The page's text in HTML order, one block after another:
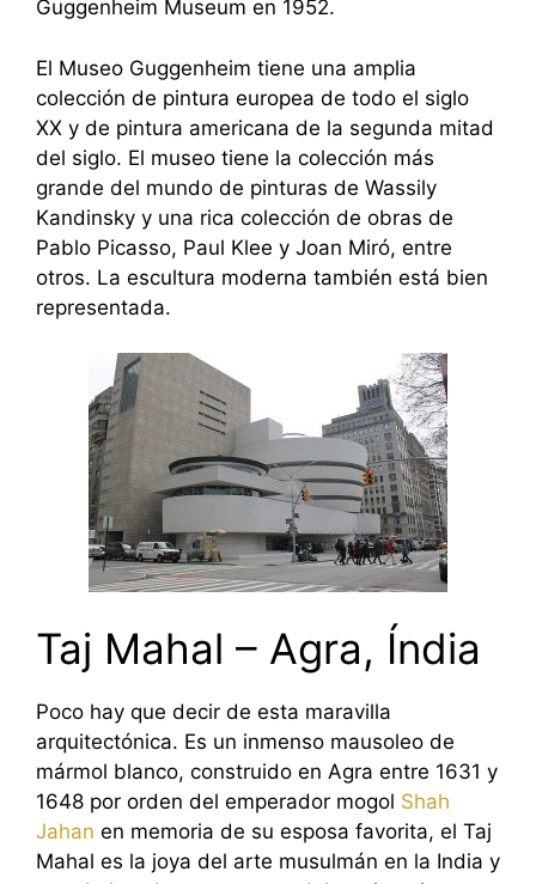
Guggenheim Museum en 1952.
El Museo Guggenheim tiene una amplia
colección de pintura europea de todo el siglo
XX y de pintura americana de la segunda mitad
del siglo. El museo tiene la colección más
grande del mundo de pinturas de Wassily
Kandinsky y una rica colección de obras de
Pablo Picasso, Paul Klee y Joan Miró, entre
otros. La escultura moderna también está bien
representada.
Taj Mahal – Agra, Índia
Poco hay que decir de esta maravilla
arquitectónica. Es un inmenso mausoleo de
mármol blanco, construido en Agra entre 1631 y
1648 por orden del emperador mogol Shah
Jahan en memoria de su esposa favorita, el Taj
Mahal es la joya del arte musulmán en la India y